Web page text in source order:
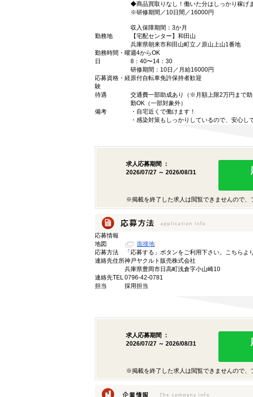
◆商品買取りなし！働いた分はしっかり稼げ
※研修期間／10日間／16000円
収入保障期間：3か月
勤務地
【宅配センター】和田山
兵庫県朝来市和田山町立ノ原山上山1番地
勤務時間・曜
日
週4からOK
8：40〜14：30
研修期間：10日／月給16000円
応募資格・経
験
原付自転車免許保持者歓迎
待遇
交通費一部助成あり（※月額上限2万円まで
勤OK（一部対象外）
備考
・自宅近くで働けます！
・感染対策もしっかりしているので、安心し
求人応募期間 ：
2026/07/27 ～ 2026/08/31
※掲載を終了した求人は閲覧できませんので、
応募情報
地図
面接地
応募方法
「応募する」ボタンをご利用下さい。こちらよ
連絡先住所神戸ヤクルト販売株式会社
兵庫県豊岡市日高町浅倉字小山崎10
連絡先TEL0796-42-0781
担当
採用担当
求人応募期間 ：
2026/07/27 ～ 2026/08/31
※掲載を終了した求人は閲覧できませんので、